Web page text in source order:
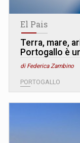
El Pais
Terra, mare,
Portogallo è
di Federica Zambino
PORTOGALLO